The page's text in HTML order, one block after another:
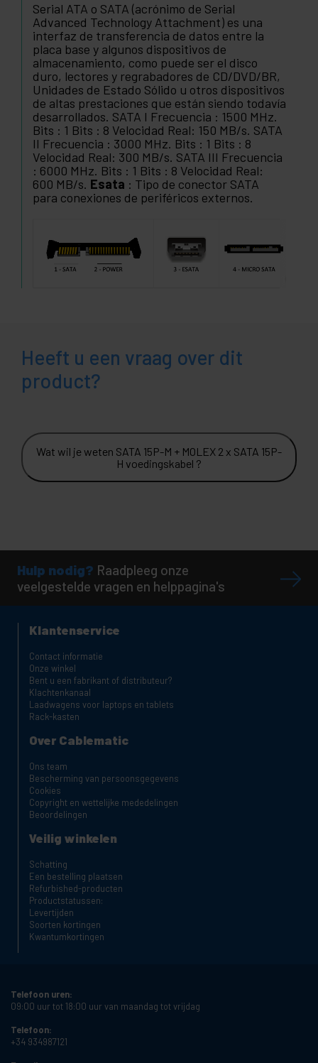
Serial ATA o SATA (acrónimo de Serial
Advanced Technology Attachment) es una
interfaz de transferencia de datos entre la
placa base y algunos dispositivos de
almacenamiento, como puede ser el disco
duro, lectores y regrabadores de CD/DVD/BR,
Unidades de Estado Sólido u otros dispositivos
de altas prestaciones que están siendo todavía
desarrollados. SATA I Frecuencia : 1500 MHz.
Bits : 1 Bits : 8 Velocidad Real: 150 MB/s. SATA
II Frecuencia : 3000 MHz. Bits : 1 Bits : 8
Velocidad Real: 300 MB/s. SATA III Frecuencia
: 6000 MHz. Bits : 1 Bits : 8 Velocidad Real:
600 MB/s. Esata : Tipo de conector SATA
para conexiones de periféricos externos.
Heeft u een vraag over dit
product?
Wat wil je weten SATA 15P-M + MOLEX 2 x SATA 15P-
H voedingskabel ?
Hulp nodig? Raadpleeg onze
veelgestelde vragen en helppagina's
Klantenservice
Contact informatie
Onze winkel
Bent u een fabrikant of distributeur?
Klachtenkanaal
Laadwagens voor laptops en tablets
Rack-kasten
Over Cablematic
Ons team
Bescherming van persoonsgegevens
Cookies
Copyright en wettelijke mededelingen
Beoordelingen
Veilig winkelen
Schatting
Een bestelling plaatsen
Refurbished-producten
Productstatussen:
Levertijden
Soorten kortingen
Kwantumkortingen
Telefoon uren:
09:00 uur tot 18:00 uur van maandag tot vrijdag
Telefoon:
+34 934987121